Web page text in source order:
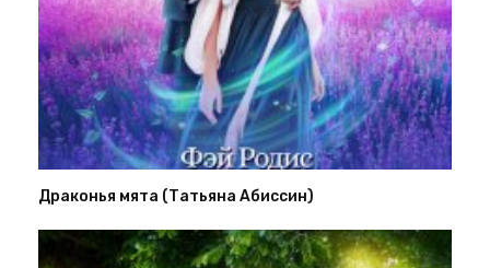
Драконья мята (Татьяна Абиссин)